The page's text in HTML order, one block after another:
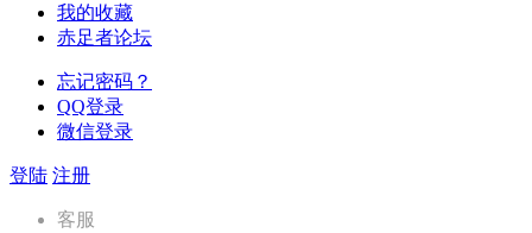
我的收藏
赤足者论坛
忘记密码？
QQ登录
微信登录
登陆 注册
客服